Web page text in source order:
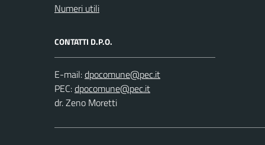
Numeri utili
CONTATTI D.P.O.
E-mail:
PEC:
dr. Zeno Moretti